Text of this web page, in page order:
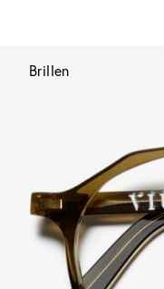
Brillen